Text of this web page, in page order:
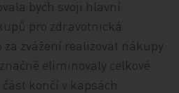
bych svoji hlavní
pro zdravotnická
zvážení realizovat nákupy
eliminovaly celkové
končí v kapsách